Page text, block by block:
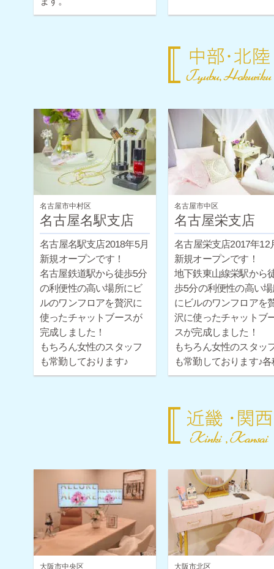
名古屋市中村区
名古屋名駅支店
名古屋名駅支店2018年5月
新規オープンです！
名古屋鉄道駅から徒歩5分
の利便性の高い場所にビ
ルのワンフロアを贅沢に
使ったチャットブースが
完成しました！
もちろん女性のスタッフ
も常勤しております♪
各種ボーナス・時給保証
名古屋市中区
名古屋栄支店
名古屋栄支店2017年12
新規オープンです！
地下鉄東山線栄駅から
歩5分の利便性の高い
にビルのワンフロアを
沢に使ったチャットブ
スが完成しました！
もちろん女性のスタッ
も常勤しております♪各
ボーナス・時給保証も
心してご応募ください
大阪市中央区 大阪市北区